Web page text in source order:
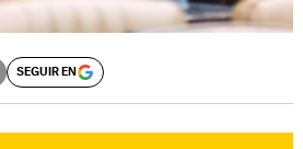
SEGUIR EN